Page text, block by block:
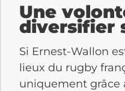
Une
diversifier
Si Ernest-Wallon
lieux du rugby
uniquement grâce